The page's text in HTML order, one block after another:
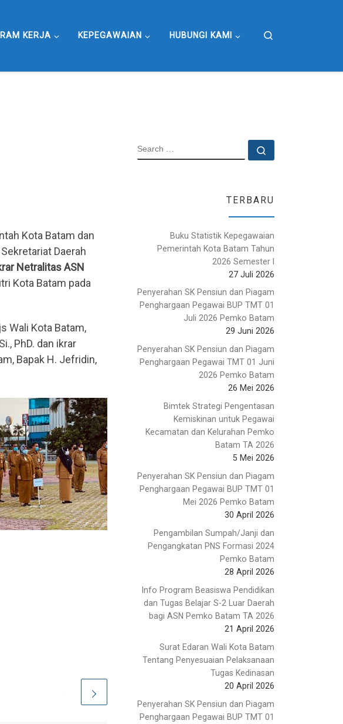
KERJA KEPEGAWAIAN HUBUNGI KAMI
Kota Batam dan
Daerah
Netralitas ASN
Kota Batam pada
Wali Kota Batam,
PhD. dan ikrar
Bapak H. Jefridin,
SEARCH
TERBARU
Buku Statistik Kepegawaian
Pemerintah Kota Batam Tahun
2026 Semester I
27 Juli 2026
Penyerahan SK Pensiun dan Piagam
Penghargaan Pegawai BUP TMT 01
Juli 2026 Pemko Batam
29 Juni 2026
Penyerahan SK Pensiun dan Piagam
Penghargaan Pegawai TMT 01 Juni
2026 Pemko Batam
26 Mei 2026
Bimtek Strategi Pengentasan
Kemiskinan untuk Pegawai
Kecamatan dan Kelurahan Pemko
Batam TA 2026
5 Mei 2026
Penyerahan SK Pensiun dan Piagam
Penghargaan Pegawai BUP TMT 01
Mei 2026 Pemko Batam
30 April 2026
Pengambilan Sumpah/Janji dan
Pengangkatan PNS Formasi 2024
Pemko Batam
28 April 2026
Info Program Beasiswa Pendidikan
dan Tugas Belajar S-2 Luar Daerah
bagi ASN Pemko Batam TA 2026
21 April 2026
Surat Edaran Wali Kota Batam
Tentang Penyesuaian Pelaksanaan
Tugas Kedinasan
20 April 2026
Penyerahan SK Pensiun dan Piagam
Penghargaan Pegawai BUP TMT 01